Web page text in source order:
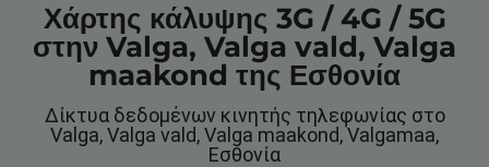
Χάρτης κάλυψης 3G / 4G / 5G
στην Valga, Valga vald, Valga
maakond της Εσθονία
Δίκτυα δεδομένων κινητής τηλεφωνίας στο
Valga, Valga vald, Valga maakond, Valgamaa,
Εσθονία